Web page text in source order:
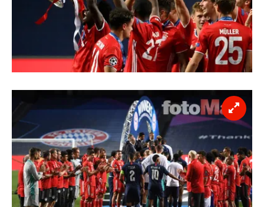
Sizlere daha iyi bir hizmet sunabilmek için İnternet
Sitemizde kendimize ve üçüncü kişilere ait çerezler
kullanılmaktadır. Bu çerezler vasıtasıyla çeşitli kişisel
verileriniz işlenmekte olup gerekli olan çerezler bilgi
toplumu hizmetlerinin sunulması amacıyla
kullanılmaktadır. Diğer çerezler, sitemizin daha işlevsel
kılınması ve kişiselleştirilmesi ve sizlere yönelik
reklam/pazarlama faaliyetlerinin yapılması, amaçlarıyla
sınırlı olarak açık rızanız dahilinde kullanılacaktır.
Çerezlere ilişkin tercihlerinizi aşağıda yer alan panel
vasıtasıyla belirleyebilirsiniz. Çerezlere ilişkin detaylı bilgi
için Ayarlar butonuna tıklayabilir,Çerez Bilgilendirme
Metnimiziziyaret edebilirsiniz.